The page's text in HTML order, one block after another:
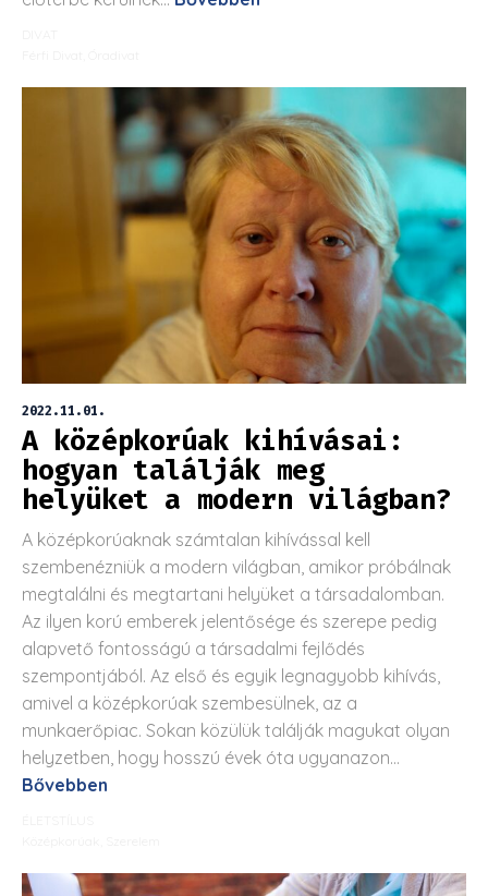
2022.11.01.
A középkorúak kihívásai:
hogyan találják meg
helyüket a modern világban?
A középkorúaknak számtalan kihívással kell
szembenézniük a modern világban, amikor próbálnak
megtalálni és megtartani helyüket a társadalomban.
Az ilyen korú emberek jelentősége és szerepe pedig
alapvető fontosságú a társadalmi fejlődés
szempontjából. Az első és egyik legnagyobb kihívás,
amivel a középkorúak szembesülnek, az a
munkaerőpiac. Sokan közülük találják magukat olyan
helyzetben, hogy hosszú évek óta ugyanazon...
Bővebben